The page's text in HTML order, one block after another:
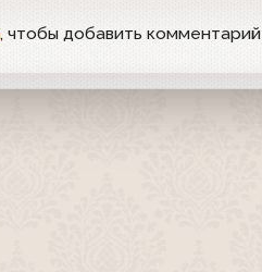
, чтобы добавить комментарий